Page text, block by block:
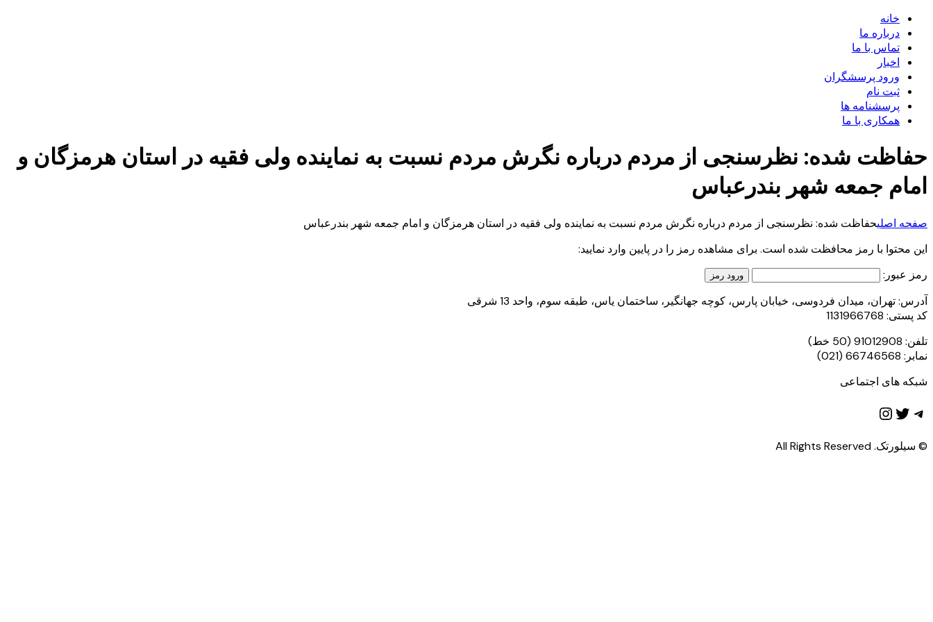
خانه
درباره ما
تماس با ما
اخبار
ورود پرسشگران
ثبت نام
پرسشنامه ها
همکاری با ما
حفاظت شده: نظرسنجی از مردم درباره نگرش مردم نسبت به نماینده ولی فقیه در استان هرمزگان و
امام جمعه شهر بندرعباس
صفحه اصلیحفاظت شده: نظرسنجی از مردم درباره نگرش مردم نسبت به نماینده ولی فقیه در استان هرمزگان و امام جمعه شهر بندرعباس
این محتوا با رمز محافظت شده است. برای مشاهده رمز را در پایین وارد نمایید:
رمز عبور:
آدرس: تهران، میدان فردوسی، خیابان پارس، کوچه جهانگیر، ساختمان یاس، طبقه سوم، واحد 13 شرقی
کد پستی: 1131966768
تلفن: 91012908 (50 خط)
نمابر: 66746568 (021)
شبکه های اجتماعی
تلگرام
توییتراینستاگرم
© سیلورتک. All Rights Reserved